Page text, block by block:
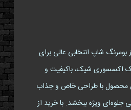
شاپ انتخابی عالی برای
اکسسوری شیک، باکیفیت و
محصول با طراحی خاص و جذاب
جلوه‌ای ویژه ببخشد. با خرید از